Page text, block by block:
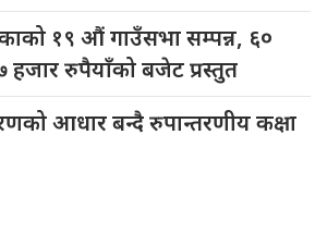
१९ औं गाउँसभा सम्पन्न, ६०
रुपैयाँको बजेट प्रस्तुत
आधार बन्दै रुपान्तरणीय कक्षा